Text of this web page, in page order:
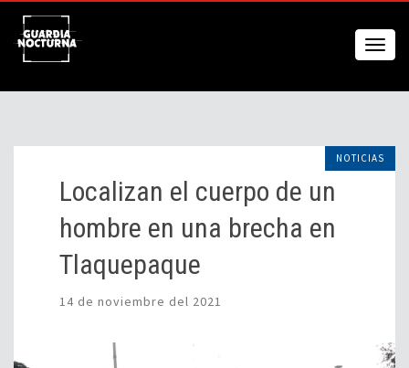
NOTICIAS
Localizan el cuerpo de un
hombre en una brecha en
Tlaquepaque
14 de noviembre del 2021